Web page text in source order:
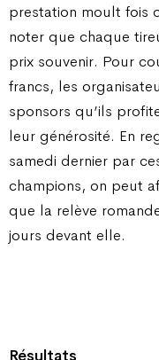
prestation moult fois
noter que chaque
prix souvenir. Pour
francs, les
sponsors qu’ils
leur générosité. En
samedi dernier par
champions, on peut
que la relève
jours devant elle.
Résultats